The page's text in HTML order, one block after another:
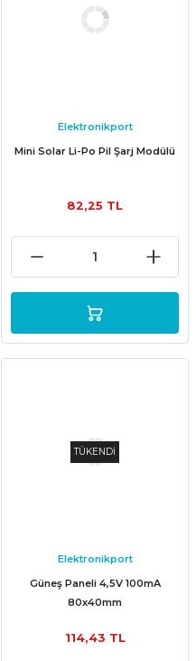
Elektronikport
Mini Solar Li-Po Pil Şarj Modülü
82,25 TL
TÜKENDİ
Elektronikport
Güneş Paneli 4,5V 100mA
80x40mm
114,43 TL